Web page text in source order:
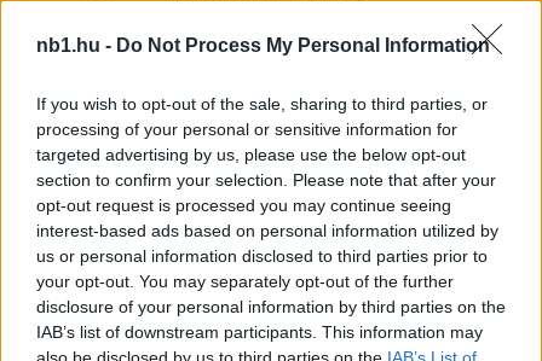
nb1.hu - Do Not Process My Personal Information
If you wish to opt-out of the sale, sharing to third parties, or
processing of your personal or sensitive information for
targeted advertising by us, please use the below opt-out
section to confirm your selection. Please note that after your
opt-out request is processed you may continue seeing
interest-based ads based on personal information utilized by
us or personal information disclosed to third parties prior to
your opt-out. You may separately opt-out of the further
disclosure of your personal information by third parties on the
IAB’s list of downstream participants. This information may
elindulnak-e felfelé a tabellán a bajnoki címvédő,
egyben listavezető ellen, jó kérdés…